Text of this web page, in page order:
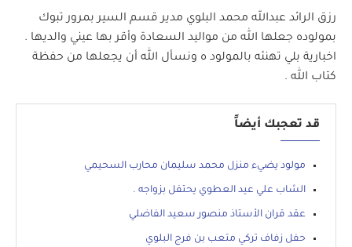
رزق الرائد عبدالله محمد البلوي مدير قسم السير بمرور ⁧‫تبوك‬⁩
بمولوده جعلها الله من مواليد السعادة وأقر بها عيني والديها .
اخبارية بلي تهنئه بالمولود ه ونسأل الله أن يجعلها من حفظة
كتاب الله .
قد تعجبك أيضاً
مولود يضيء منزل محمد سليمان محارب السحيمي
الشاب علي عيد العطوي يحتفل بزواجه .
عقد قران الأستاذ منصور سعيد الفاضلي
حفل زفاف تركي متعب بن فرج البلوي